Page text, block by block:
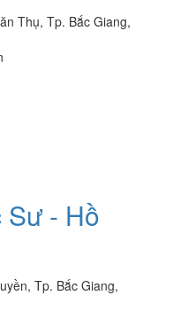
Thụ, Tp. Bắc Giang,
Sư - Hồ
Tp. Bắc Giang,